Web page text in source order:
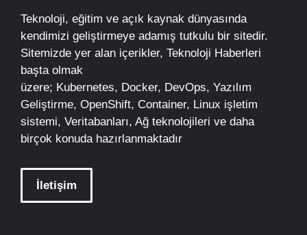
Teknoloji, eğitim ve açık kaynak dünyasında
kendimizi geliştirmeye adamış tutkulu bir sitedir.
Sitemizde yer alan içerikler, Teknoloji Haberleri
başta olmak
üzere; Kubernetes, Docker, DevOps, Yazılım
Geliştirme, OpenShift, Container, Linux işletim
sistemi, Veritabanları, Ağ teknolojileri ve daha
birçok konuda hazırlanmaktadır
İletişim